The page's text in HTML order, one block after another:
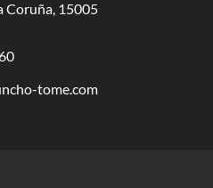
Coruña, 15005
tome.com